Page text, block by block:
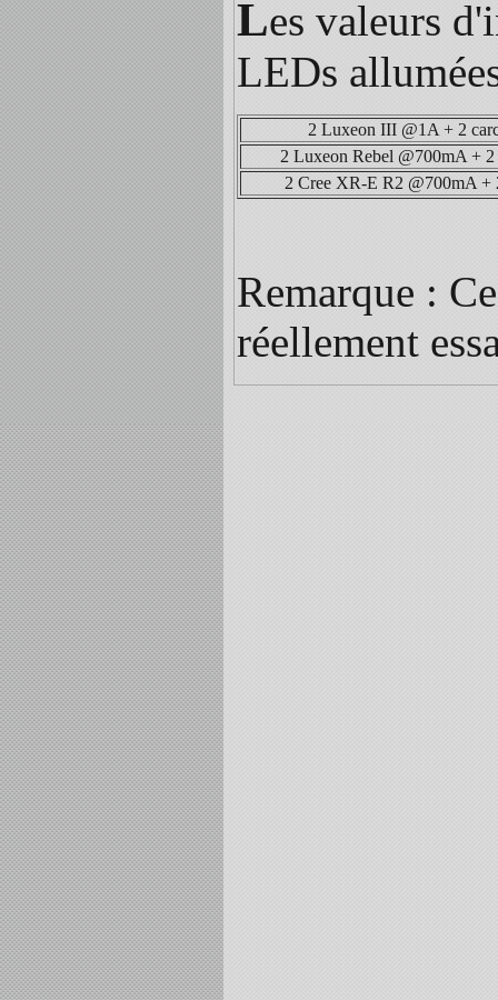
Les valeurs
LEDs
2 Luxeon III @1A + 2
2 Luxeon Rebel @700mA + 2
2 Cree XR-E R2 @700mA +
Remarque :
réellement